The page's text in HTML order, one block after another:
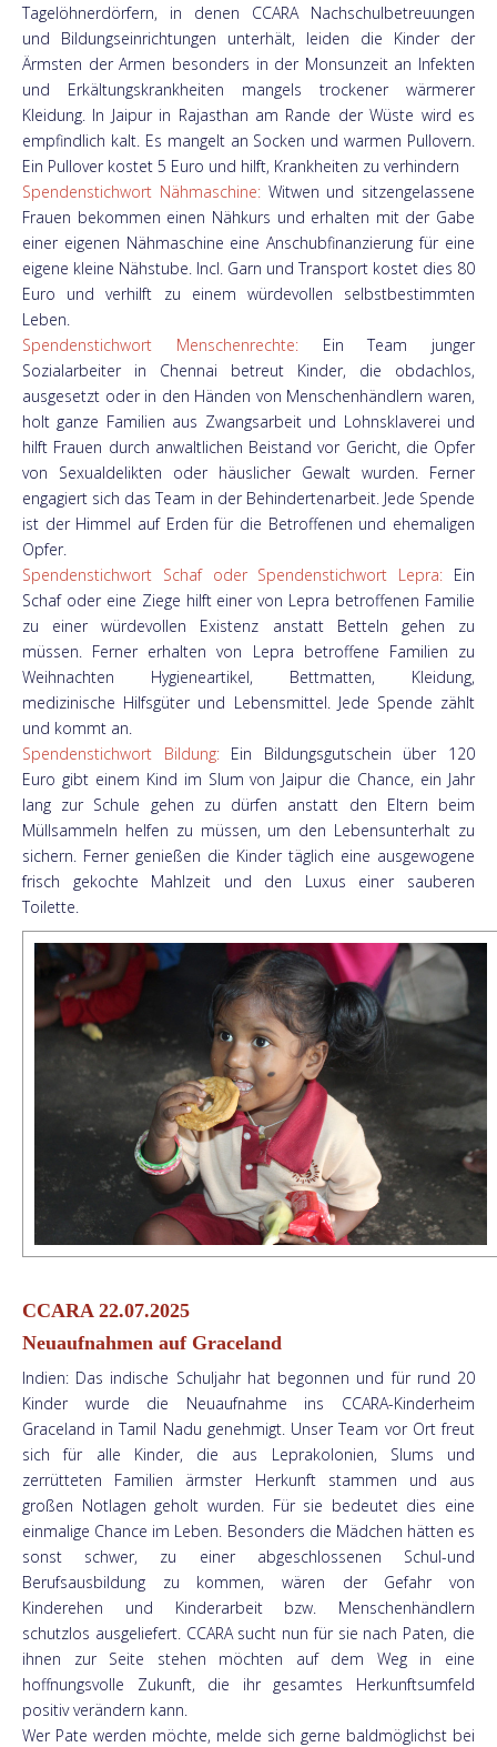
Tagelöhnerdörfern, in denen CCARA Nachschulbetreuungen
und Bildungseinrichtungen unterhält, leiden die Kinder der
Ärmsten der Armen besonders in der Monsunzeit an Infekten
und Erkältungskrankheiten mangels trockener wärmerer
Kleidung. In Jaipur in Rajasthan am Rande der Wüste wird es
empfindlich kalt. Es mangelt an Socken und warmen Pullovern.
Ein Pullover kostet 5 Euro und hilft, Krankheiten zu verhindern
Spendenstichwort Nähmaschine:Witwen und sitzengelassene
Frauen bekommen einen Nähkurs und erhalten mit der Gabe
einer eigenen Nähmaschine eine Anschubfinanzierung für eine
eigene kleine Nähstube. Incl. Garn und Transport kostet dies 80
Euro und verhilft zu einem würdevollen selbstbestimmten
Leben.
Spendenstichwort Menschenrechte:Ein Team junger
Sozialarbeiter in Chennai betreut Kinder, die obdachlos,
ausgesetzt oder in den Händen von Menschenhändlern waren,
holt ganze Familien aus Zwangsarbeit und Lohnsklaverei und
hilft Frauen durch anwaltlichen Beistand vor Gericht, die Opfer
von Sexualdelikten oder häuslicher Gewalt wurden. Ferner
engagiert sich das Team in der Behindertenarbeit. Jede Spende
ist der Himmel auf Erden für die Betroffenen und ehemaligen
Opfer.
Spendenstichwort Schaf oder Spendenstichwort Lepra: Ein
Schaf oder eine Ziege hilft einer von Lepra betroffenen Familie
zu einer würdevollen Existenz anstatt Betteln gehen zu
müssen. Ferner erhalten von Lepra betroffene Familien zu
Weihnachten Hygieneartikel, Bettmatten, Kleidung,
medizinische Hilfsgüter und Lebensmittel. Jede Spende zählt
und kommt an.
Spendenstichwort Bildung:Ein Bildungsgutschein über 120
Euro gibt einem Kind im Slum von Jaipur die Chance, ein Jahr
lang zur Schule gehen zu dürfen anstatt den Eltern beim
Müllsammeln helfen zu müssen, um den Lebensunterhalt zu
sichern. Ferner genießen die Kinder täglich eine ausgewogene
frisch gekochte Mahlzeit und den Luxus einer sauberen
Toilette.
CCARA 22.07.2025
Neuaufnahmen auf Graceland
Indien: Das indische Schuljahr hat begonnen und für rund 20
Kinder wurde die Neuaufnahme ins CCARA-Kinderheim
Graceland in Tamil Nadu genehmigt. Unser Team vor Ort freut
sich für alle Kinder, die aus Leprakolonien, Slums und
zerrütteten Familien ärmster Herkunft stammen und aus
großen Notlagen geholt wurden. Für sie bedeutet dies eine
einmalige Chance im Leben. Besonders die Mädchen hätten es
sonst schwer, zu einer abgeschlossenen Schul-und
Berufsausbildung zu kommen, wären der Gefahr von
Kinderehen und Kinderarbeit bzw. Menschenhändlern
schutzlos ausgeliefert. CCARA sucht nun für sie nach Paten, die
ihnen zur Seite stehen möchten auf dem Weg in eine
hoffnungsvolle Zukunft, die ihr gesamtes Herkunftsumfeld
positiv verändern kann.
Wer Pate werden möchte, melde sich gerne baldmöglichst bei